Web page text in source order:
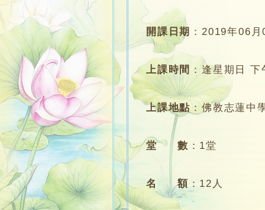
開課日期 ：2019年06月
上課時間 ：逢星期日
上課地點 ：佛教志蓮中
堂 數 ： 1堂
名 額 ： 12人